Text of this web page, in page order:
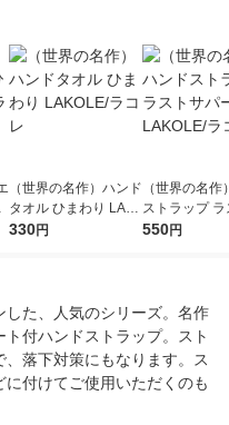
（世界の名作）ハンド
タオル ひまわり LAK
OLE/ラコレ
330円
（世界の名作
ストラップ
パー
550円
た、人気のシリーズ。名作
付ハンドストラップ。スト
落下対策にもなります。ス
付けてご使用いただくのも